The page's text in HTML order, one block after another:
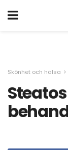
Skönhet och hälsa